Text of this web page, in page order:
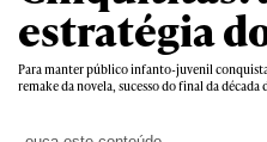
estratégia
Para manter público infanto-juvenil
remake da novela, sucesso do final da década